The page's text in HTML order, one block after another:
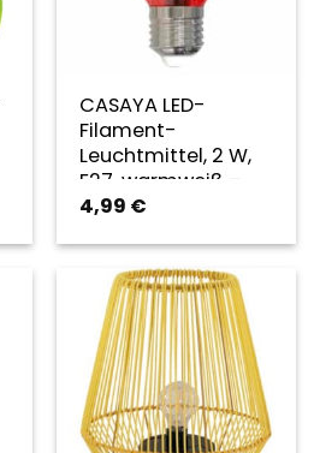
CASAYA LED-
Filament-
Leuchtmittel, 2 W,
E27, warmweiß –
gelb
4,99 €